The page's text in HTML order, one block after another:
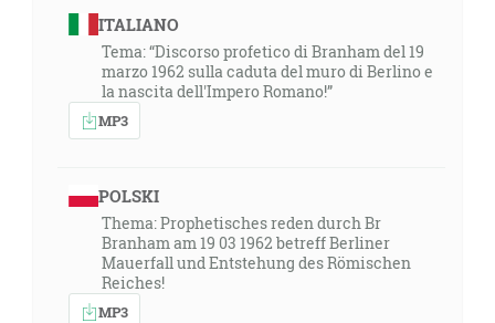
ITALIANO
Tema: “Discorso profetico di Branham del 19
marzo 1962 sulla caduta del muro di Berlino e
la nascita dell'Impero Romano!”
MP3
POLSKI
Thema: Prophetisches reden durch Br
Branham am 19 03 1962 betreff Berliner
Mauerfall und Entstehung des Römischen
Reiches!
MP3